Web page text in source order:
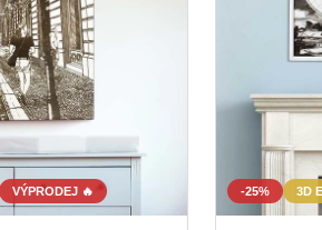
VÝPRODEJ 🔥 -25% 3D